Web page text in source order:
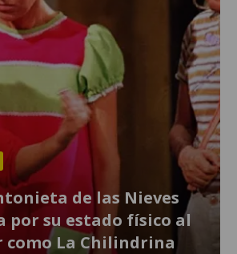
de las Nieves
por su estado físico al
como La Chilindrina